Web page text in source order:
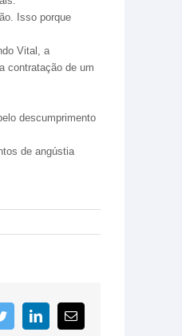
Isso porque
Vital, a
contratação de um
descumprimento
de angústia
TwitterLinkedIn
E-
mail